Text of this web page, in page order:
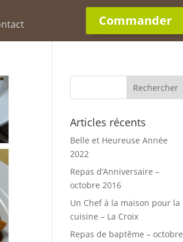
Commander
Articles récents
Belle et Heureuse Année
2022
Repas d’Anniversaire –
octobre 2016
Un Chef à la maison pour la
cuisine – La Croix
Repas de baptême – octobre